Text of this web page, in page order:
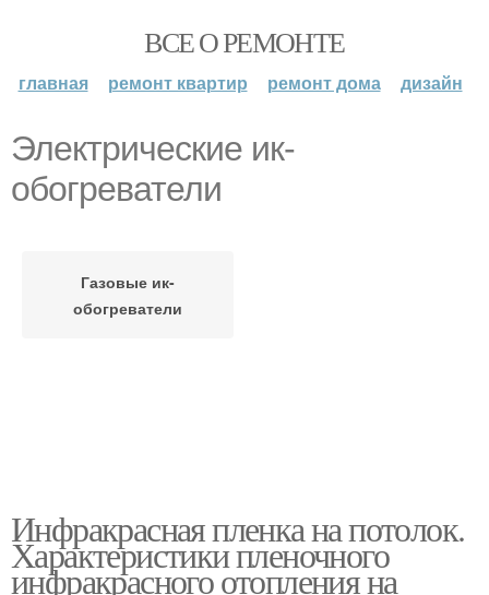
ВСЕ О РЕМОНТЕ
главная ремонт квартир ремонт дома дизайн
Электрические ик-
обогреватели
Газовые ик-
обогреватели
Инфракрасная пленка на потолок.
Характеристики пленочного
инфракрасного отопления на